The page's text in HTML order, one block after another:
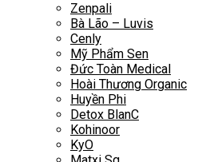
Zenpali
Bà Lão – Luvis
Cenly
Mỹ Phẩm Sen
Đức Toàn Medical
Hoài Thương Organic
Huyền Phi
Detox BlanC
Kohinoor
KyO